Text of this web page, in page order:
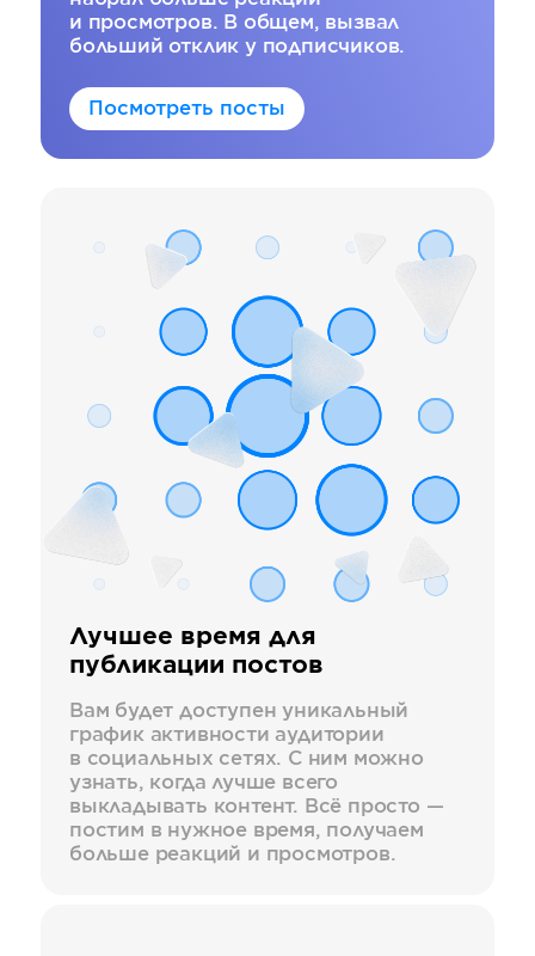
и просмотров. В общем, вызвал
больший отклик у подписчиков.
Посмотреть посты
Лучшее время для
публикации постов
Вам будет доступен уникальный
график активности аудитории
в социальных сетях. С ним можно
узнать, когда лучше всего
выкладывать контент. Всё просто —
постим в нужное время, получаем
больше реакций и просмотров.